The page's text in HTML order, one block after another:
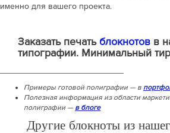
именно для вашего проекта.
Заказать печатьблокнотов в
типографии. Минимальный
Примеры готовой полиграфии — в
Полезная информация из области
полиграфии — в блоге
Другие блокноты из